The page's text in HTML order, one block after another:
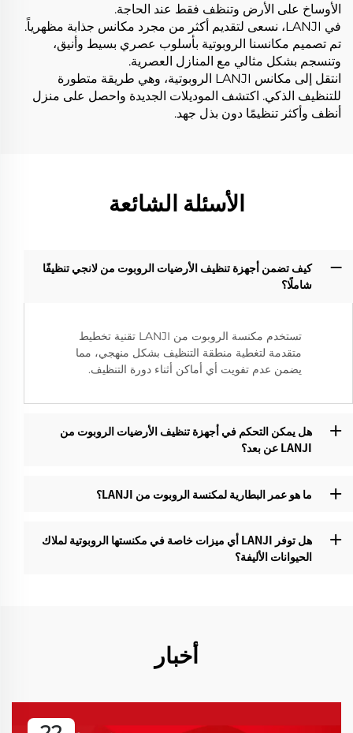
الأوساخ على الأرض وتنظف فقط عند الحاجة.
في LANJI، نسعى لتقديم أكثر من مجرد مكانس جذابة مظهرياً.
تم تصميم مكانسنا الروبوتية بأسلوب عصري بسيط وأنيق،
وتنسجم بشكل مثالي مع المنازل العصرية.
انتقل إلى مكانس LANJI الروبوتية، وهي طريقة متطورة
للتنظيف الذكي. اكتشف الموديلات الجديدة واحصل على منزل
أنظف وأكثر تنظيمًا دون بذل جهد.
الأسئلة الشائعة
كيف تضمن أجهزة تنظيف الأرضيات الروبوت من لانجي تنظيفًا
شاملًا؟‌
تستخدم مكنسة الروبوت من LANJI تقنية تخطيط
متقدمة لتغطية منطقة التنظيف بشكل منهجي، مما
يضمن عدم تفويت أي أماكن أثناء دورة التنظيف.
هل يمكن التحكم في أجهزة تنظيف الأرضيات الروبوت من
LANJI عن بعد؟‌
ما هو عمر البطارية لمكنسة الروبوت من LANJI؟
هل توفر LANJI أي ميزات خاصة في مكنستها الروبوتية لملاك
الحيوانات الأليفة؟
أخبار